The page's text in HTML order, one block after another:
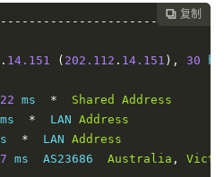
ms  AS9808 China ,
ms  AS9808 China , Shanghai
ms  AS9808 China
ms  AS24400
316.84 ms  AS24400 China
 复制
. 14.151 ( 202.112 . 14.151 ), 30
ms * Shared
Address
ms *
  LAN
Address
*
  LAN
Address
ms  AS23686 Australia ,